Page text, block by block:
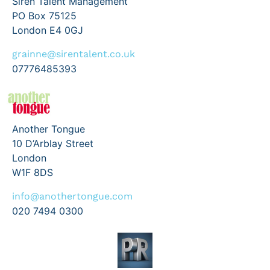
PO Box 75125
London E4 0GJ
grainne@sirentalent.co.uk
07776485393
Another Tongue
10 D’Arblay Street
London
W1F 8DS
info@anothertongue.com
020 7494 0300